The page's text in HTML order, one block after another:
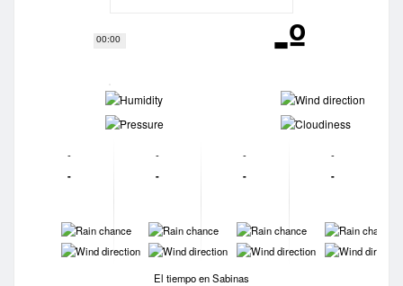
00:00 -º
-
-
-
-
-
-
-
-
-
-
-
-
-
-
-
-
-
-
-
-
El tiempo en Sabinas